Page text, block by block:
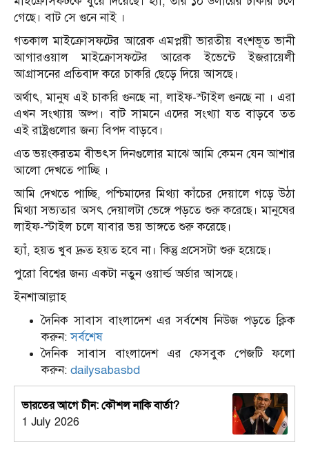
গেছে। বাট সে গুনে নাই ।
গতকাল মাইক্রোসফটের আরেক এমপ্লয়ী ভারতীয় বংশভূত ভানী
আগারওয়াল মাইক্রোসফটের আরেক ইভেন্টে ইজরায়েলী
আগ্রাসনের প্রতিবাদ করে চাকরি ছেড়ে দিয়ে আসছে।
অর্থাৎ, মানুষ এই চাকরি গুনছে না, লাইফ-স্টাইল গুনছে না । এরা
এখন সংখ্যায় অল্প। বাট সামনে এদের সংখ্যা যত বাড়বে তত
এই রাষ্ট্রগুলোর জন্য বিপদ বাড়বে।
এত ভয়ংকরতম বীভৎস দিনগুলোর মাঝে আমি কেমন যেন আশার
আলো দেখতে পাচ্ছি ।
আমি দেখতে পাচ্ছি, পশ্চিমাদের মিথ্যা কাঁচের দেয়ালে গড়ে উঠা
মিথ্যা সভ্যতার অসৎ দেয়ালটা ভেঙ্গে পড়তে শুরু করেছে। মানুষের
লাইফ-স্টাইল চলে যাবার ভয় ভাঙ্গতে শুরু করেছে।
হ্যাঁ, হয়ত খুব দ্রুত হয়ত হবে না। কিন্তু প্রসেসটা শুরু হয়েছে।
পুরো বিশ্বের জন্য একটা নতুন ওয়ার্ল্ড অর্ডার আসছে।
ইনশাআল্লাহ
দৈনিক সাবাস বাংলাদেশ এর সর্বশেষ নিউজ পড়তে ক্লিক
করুন:সর্বশেষ
দৈনিক সাবাস বাংলাদেশ এর ফেসবুক পেজটি ফলো
করুন: dailysabasbd
ভারতের আগে চীন: কৌশল নাকি বার্তা?
1 July 2026